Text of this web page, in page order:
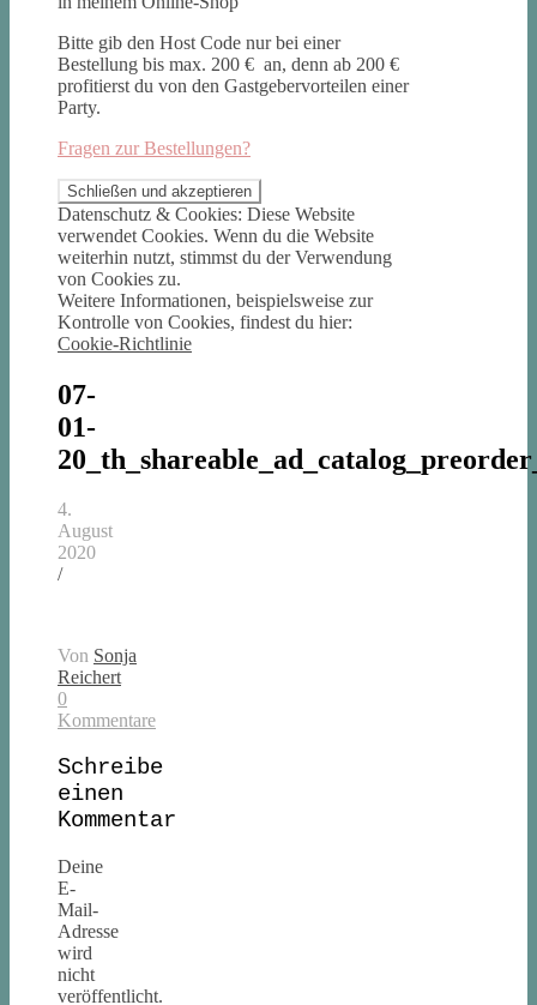
Bitte gib den Host Code nur bei einer
Bestellung bis max. 200 € an, denn ab 200 €
profitierst du von den Gastgebervorteilen einer
Party.
Fragen zur Bestellungen?
Datenschutz & Cookies: Diese Website
verwendet Cookies. Wenn du die Website
weiterhin nutzt, stimmst du der Verwendung
von Cookies zu.
Weitere Informationen, beispielsweise zur
Kontrolle von Cookies, findest du hier:
Cookie-Richtlinie
07-
01-
4.
August
2020
/
Von Sonja
Reichert
0
Kommentare
Schreibe
einen
Kommentar
Deine
E-
Mail-
Adresse
wird
nicht
veröffentlicht.